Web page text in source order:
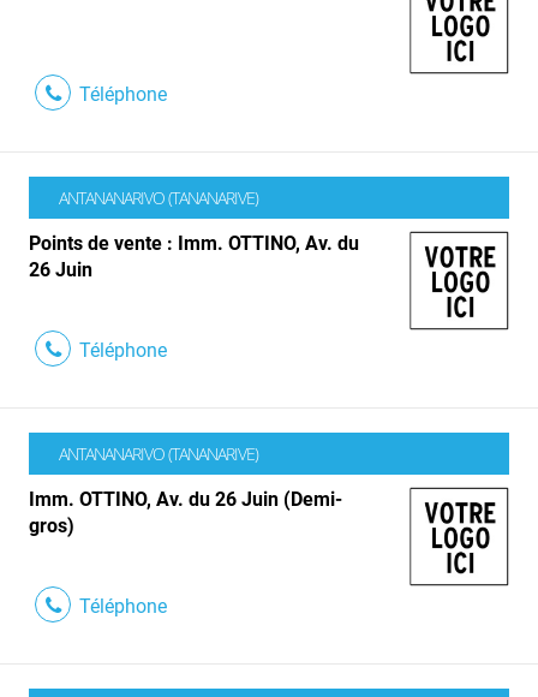
Téléphone
ANTANANARIVO (TANANARIVE)
Points de vente : Imm. OTTINO, Av. du
26 Juin
Téléphone
ANTANANARIVO (TANANARIVE)
Imm. OTTINO, Av. du 26 Juin (Demi-
gros)
Téléphone